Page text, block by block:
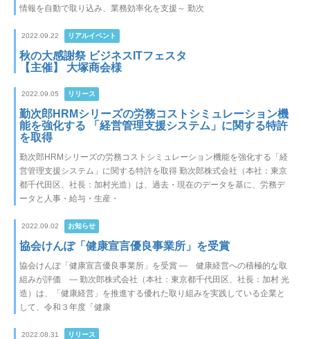
情報を自動で取り込み、業務効率化を支援～ 勤次
2022.09.22 リアルイベント
秋の大感謝祭 ビジネスITフェスタ
【主催】 大塚商会様
2022.09.05 リリース
勤次郎HRMシリーズの労務コストシミュレーション機
能を強化する 「経営管理支援システム」に関する特許
を取得
勤次郎HRMシリーズの労務コストシミュレーション機能を強化する「経
営管理支援システム」に関する特許を取得 勤次郎株式会社（本社：東京
都千代田区、社長：加村光造）は、過去・現在のデータを基に、労務デ
ータと人事・給与・生産・
2022.09.02 お知らせ
協会けんぽ「健康宣言優良事業所」を受賞
協会けんぽ「健康宣言優良事業所」を受賞 ― 健康経営への積極的な取
組みが評価 ― 勤次郎株式会社（本社：東京都千代田区、社長：加村 光
造）は、「健康経営」を推進する優れた取り組みを実践している企業と
して、令和３年度「健康
2022.08.31 リリース